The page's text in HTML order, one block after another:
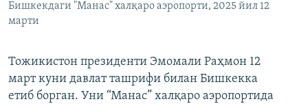
Бишкекдаги "Манас" халқаро аэропорти, 2025 йил 12
марти
Тожикистон президенти Эмомали Раҳмон 12
март куни давлат ташрифи билан Бишкекка
етиб борган. Уни “Манас” халқаро аэропортида